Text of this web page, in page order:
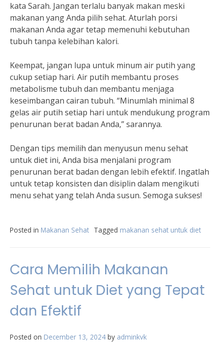
kata Sarah. Jangan terlalu banyak makan meski
makanan yang Anda pilih sehat. Aturlah porsi
makanan Anda agar tetap memenuhi kebutuhan
tubuh tanpa kelebihan kalori.
Keempat, jangan lupa untuk minum air putih yang
cukup setiap hari. Air putih membantu proses
metabolisme tubuh dan membantu menjaga
keseimbangan cairan tubuh. “Minumlah minimal 8
gelas air putih setiap hari untuk mendukung program
penurunan berat badan Anda,” sarannya.
Dengan tips memilih dan menyusun menu sehat
untuk diet ini, Anda bisa menjalani program
penurunan berat badan dengan lebih efektif. Ingatlah
untuk tetap konsisten dan disiplin dalam mengikuti
menu sehat yang telah Anda susun. Semoga sukses!
Posted in Makanan Sehat Tagged makanan sehat untuk diet
Cara Memilih Makanan
Sehat untuk Diet yang Tepat
dan Efektif
Posted on December 13, 2024 by adminkvk